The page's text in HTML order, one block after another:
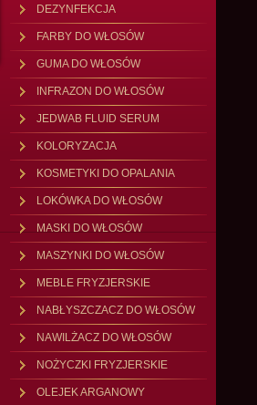
DEZYNFEKCJA
FARBY DO WŁOSÓW
GUMA DO WŁOSÓW
INFRAZON DO WŁOSÓW
JEDWAB FLUID SERUM
KOLORYZACJA
KOSMETYKI DO OPALANIA
LOKÓWKA DO WŁOSÓW
MASKI DO WŁOSÓW
MASZYNKI DO WŁOSÓW
MEBLE FRYZJERSKIE
NABŁYSZCZACZ DO WŁOSÓW
NAWILŻACZ DO WŁOSÓW
NOŻYCZKI FRYZJERSKIE
OLEJEK ARGANOWY